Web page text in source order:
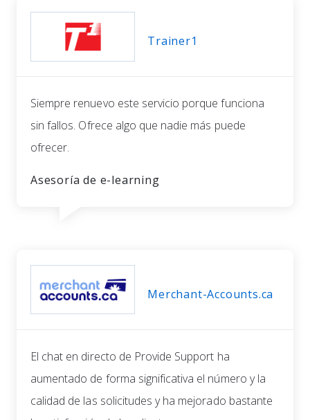
Trainer1
Siempre renuevo este servicio porque funciona
sin fallos. Ofrece algo que nadie más puede
ofrecer.
Asesoría de e-learning
Merchant-Accounts.ca
El chat en directo de Provide Support ha
aumentado de forma significativa el número y la
calidad de las solicitudes y ha mejorado bastante